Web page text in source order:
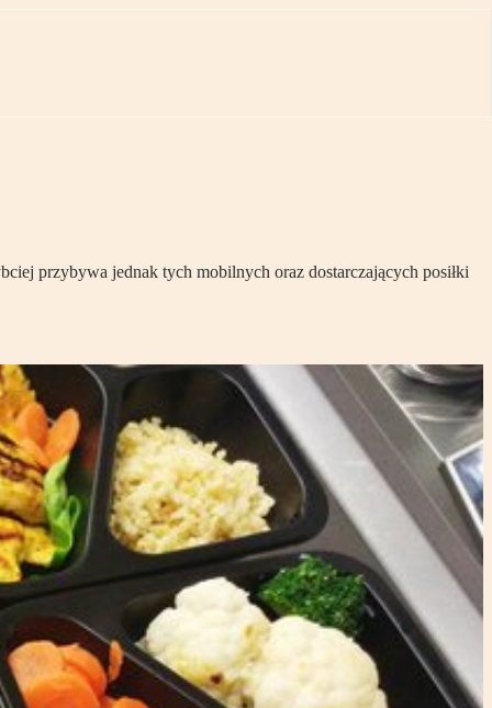
przybywa jednak tych mobilnych oraz dostarczających posiłki